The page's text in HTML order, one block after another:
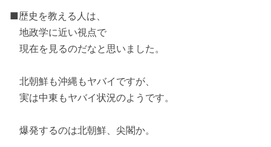
■歴史を教える人は、
地政学に近い視点で
現在を見るのだなと思いました。
北朝鮮も沖縄もヤバイですが、
実は中東もヤバイ状況のようです。
爆発するのは北朝鮮、尖閣か。